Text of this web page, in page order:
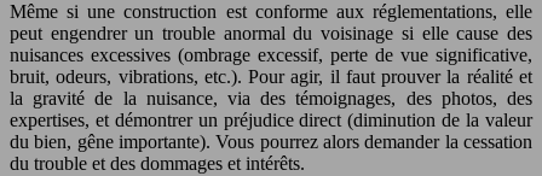
Même si une construction est conforme aux réglementations, elle
peut engendrer un trouble anormal du voisinage si elle cause des
nuisances excessives (ombrage excessif, perte de vue significative,
bruit, odeurs, vibrations, etc.). Pour agir, il faut prouver la réalité et
la gravité de la nuisance, via des témoignages, des photos, des
expertises, et démontrer un préjudice direct (diminution de la valeur
du bien, gêne importante). Vous pourrez alors demander la cessation
du trouble et des dommages et intérêts.